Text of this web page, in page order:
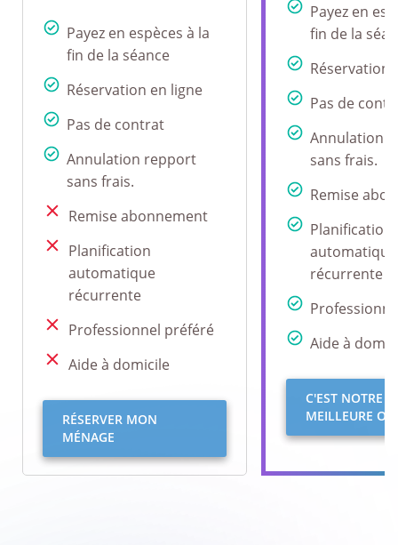
Payez en
fin de la
Réservation
Pas de
Annulation
sans frais.
Remise
Planification
automatique
récurrente
Aide à
C'EST NOTRE
MEILLEURE
Payez en espèces à la
fin de la séance
Réservation en ligne
Pas de contrat
Annulation repport
sans frais.
Remise abonnement
Planification
automatique
récurrente
Professionnel préféré
Aide à domicile
RÉSERVER MON
MÉNAGE